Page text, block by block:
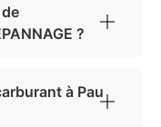
?
à Pau